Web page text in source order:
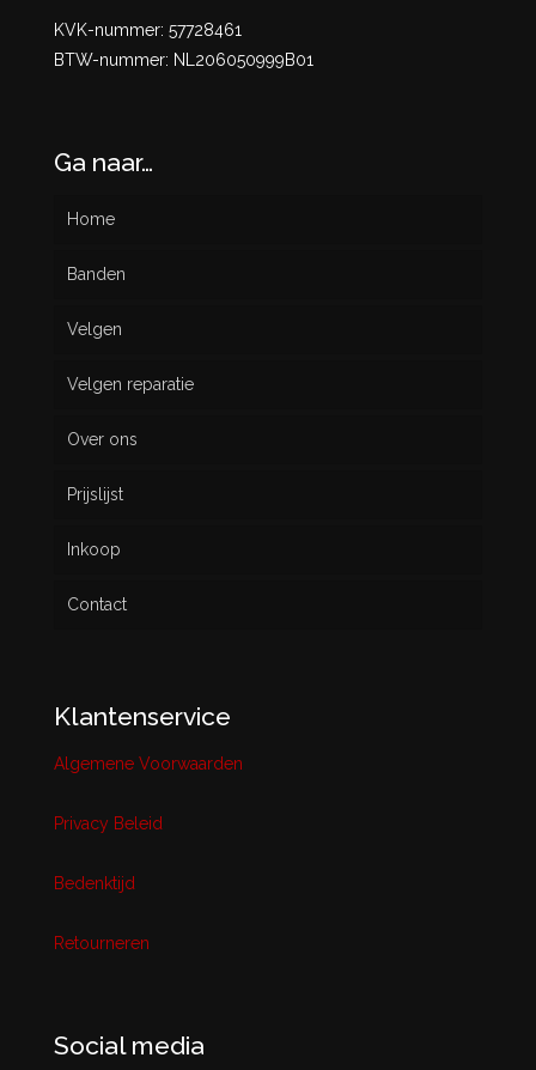
KVK-nummer: 57728461
BTW-nummer: NL206050999B01
Ga naar…
Home
Banden
Nieuw
Gebruikt
Velgen
Velgen reparatie
Over ons
Prijslijst
Inkoop
Contact
Klantenservice
Algemene Voorwaarden
Privacy Beleid
Bedenktijd
Retourneren
Social media